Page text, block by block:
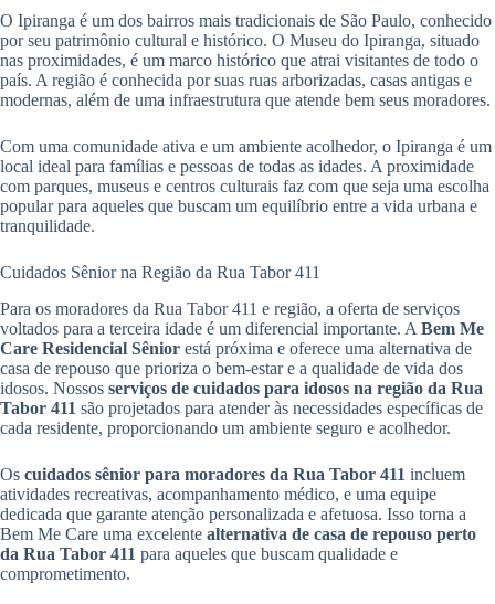
O Ipiranga é um dos bairros mais tradicionais de São Paulo, conhecido
por seu patrimônio cultural e histórico. O Museu do Ipiranga, situado
nas proximidades, é um marco histórico que atrai visitantes de todo o
país. A região é conhecida por suas ruas arborizadas, casas antigas e
modernas, além de uma infraestrutura que atende bem seus moradores.
Com uma comunidade ativa e um ambiente acolhedor, o Ipiranga é um
local ideal para famílias e pessoas de todas as idades. A proximidade
com parques, museus e centros culturais faz com que seja uma escolha
popular para aqueles que buscam um equilíbrio entre a vida urbana e
tranquilidade.
Cuidados Sênior na Região da Rua Tabor 411
Para os moradores da Rua Tabor 411 e região, a oferta de serviços
voltados para a terceira idade é um diferencial importante. A Bem Me
Care Residencial Sênior está próxima e oferece uma alternativa de
casa de repouso que prioriza o bem-estar e a qualidade de vida dos
idosos. Nossos serviços de cuidados para idosos na região da Rua
Tabor 411 são projetados para atender às necessidades específicas de
cada residente, proporcionando um ambiente seguro e acolhedor.
Os cuidados sênior para moradores da Rua Tabor 411 incluem
atividades recreativas, acompanhamento médico, e uma equipe
dedicada que garante atenção personalizada e afetuosa. Isso torna a
Bem Me Care uma excelente alternativa de casa de repouso perto
da Rua Tabor 411 para aqueles que buscam qualidade e
comprometimento.